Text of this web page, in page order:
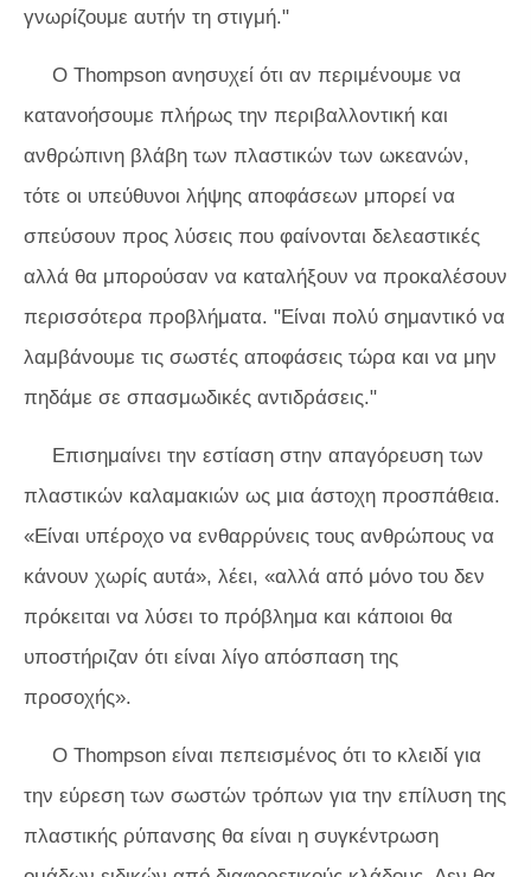
γνωρίζουμε αυτήν τη στιγμή."
Ο Thompson ανησυχεί ότι αν περιμένουμε να
κατανοήσουμε πλήρως την περιβαλλοντική και
ανθρώπινη βλάβη των πλαστικών των ωκεανών,
τότε οι υπεύθυνοι λήψης αποφάσεων μπορεί να
σπεύσουν προς λύσεις που φαίνονται δελεαστικές
αλλά θα μπορούσαν να καταλήξουν να προκαλέσουν
περισσότερα προβλήματα. "Είναι πολύ σημαντικό να
λαμβάνουμε τις σωστές αποφάσεις τώρα και να μην
πηδάμε σε σπασμωδικές αντιδράσεις."
Επισημαίνει την εστίαση στην απαγόρευση των
πλαστικών καλαμακιών ως μια άστοχη προσπάθεια.
«Είναι υπέροχο να ενθαρρύνεις τους ανθρώπους να
κάνουν χωρίς αυτά», λέει, «αλλά από μόνο του δεν
πρόκειται να λύσει το πρόβλημα και κάποιοι θα
υποστήριζαν ότι είναι λίγο απόσπαση της
προσοχής».
Ο Thompson είναι πεπεισμένος ότι το κλειδί για
την εύρεση των σωστών τρόπων για την επίλυση της
πλαστικής ρύπανσης θα είναι η συγκέντρωση